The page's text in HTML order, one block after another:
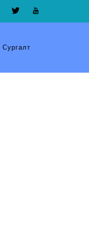
Сургалт